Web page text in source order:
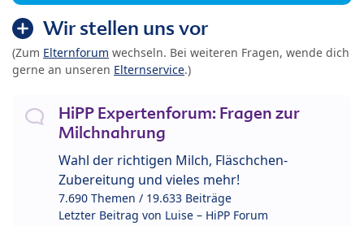
Wir stellen uns vor
(Zum Elternforum wechseln. Bei weiteren Fragen, wende dich
gerne an unseren Elternservice.)
HiPP Expertenforum: Fragen zur
Milchnahrung
Wahl der richtigen Milch, Fläschchen-
Zubereitung und vieles mehr!
7.690 Themen / 19.633 Beiträge
Letzter Beitrag von Luise – HiPP Forum